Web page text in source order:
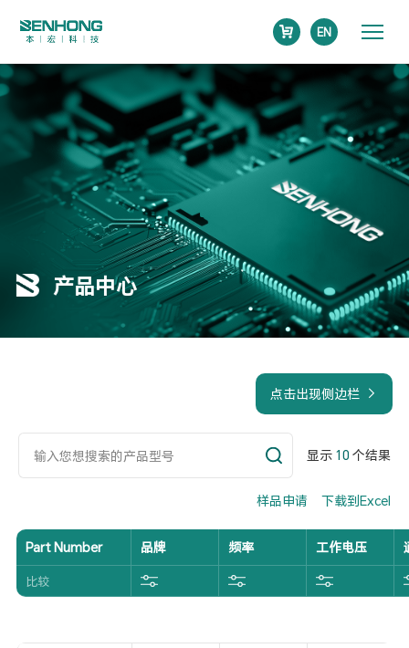
EN
产品中心
点击出现侧边栏
显示 10 个结果
样品申请 下载到Excel
Part Number 品牌 频率 工作电压
比较